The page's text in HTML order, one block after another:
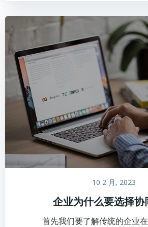
10 2 月, 2023
企业为什么要选择协
首先我们要了解传统的企业